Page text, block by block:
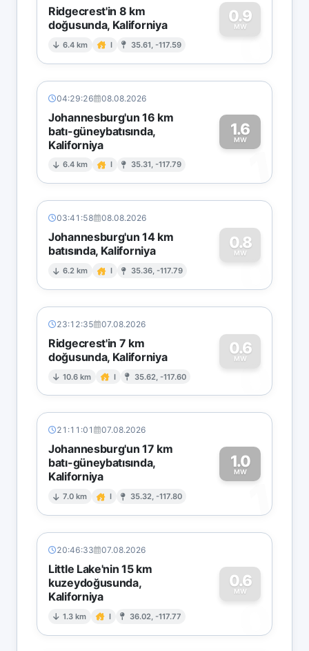
Ridgecrest'in 8 km
doğusunda, Kaliforniya
6.4 km I 35.61, -117.59
0.9
MW
0
04:29:26 08.08.2026
Johannesburg'un 16 km
batı-güneybatısında,
Kaliforniya
6.4 km I 35.31, -117.79
1.6
MW
1
03:41:58 08.08.2026
Johannesburg'un 14 km
batısında, Kaliforniya
6.2 km I 35.36, -117.79
0.8
MW
0
23:12:35 07.08.2026
Ridgecrest'in 7 km
doğusunda, Kaliforniya
10.6 km I 35.62, -117.60
0.6
MW
0
21:11:01 07.08.2026
Johannesburg'un 17 km
batı-güneybatısında,
Kaliforniya
7.0 km I 35.32, -117.80
1.0
MW
1
20:46:33 07.08.2026
Little Lake'nin 15 km
kuzeydoğusunda,
Kaliforniya
1.3 km I 36.02, -117.77
0.6
MW
0